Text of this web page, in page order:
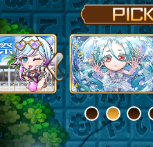
Previous
1 2 3